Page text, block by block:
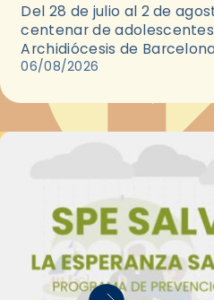
Del 28 de julio al 2 de
centenar de
Archidiócesis de
convivencias Be Apostle,
06/08/2026